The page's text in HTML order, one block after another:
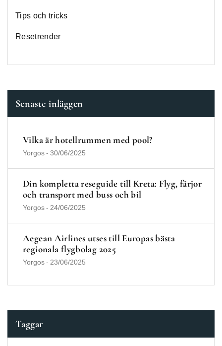
Tips och tricks
Resetrender
Senaste inläggen
Vilka är hotellrummen med pool?
Yorgos- 30/06/2025
Din kompletta reseguide till Kreta: Flyg, färjor
och transport med buss och bil
Yorgos- 24/06/2025
Aegean Airlines utses till Europas bästa
regionala flygbolag 2025
Yorgos- 23/06/2025
Taggar